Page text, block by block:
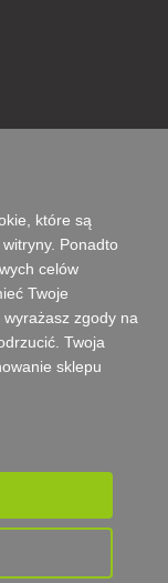
godzin
które są
Ponadto
celów
Twoje
zgody na
Twoja
sklepu